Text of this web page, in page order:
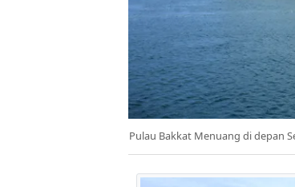
Pulau Bakkat Menuang di depan